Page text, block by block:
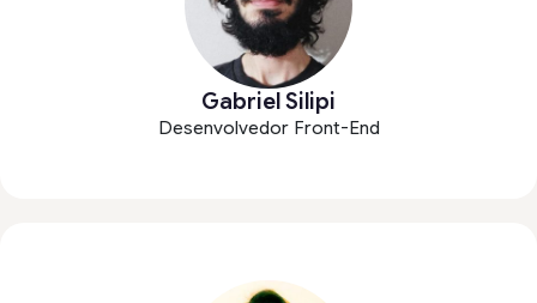
Gabriel Silipi
Desenvolvedor Front-End